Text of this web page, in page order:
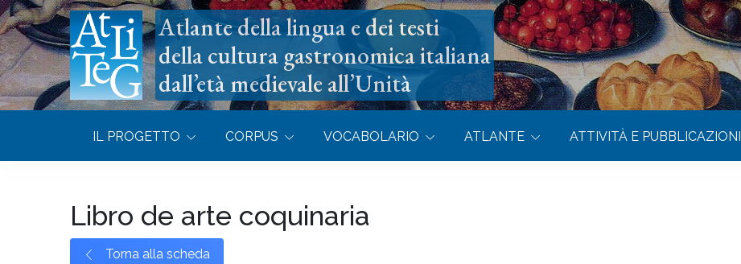
Atlante della lingua e dei testi
della cultura gastronomica italiana
dall’età medievale all’Unità
IL PROGETTO CORPUS VOCABOLARIO ATLANTE ATTIVITÀ E PUBBLICAZIONI
Libro de arte coquinaria
Torna alla scheda